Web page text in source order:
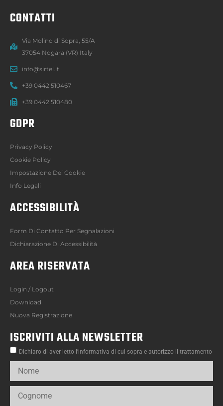
CONTATTI
Via Molino di Sopra, 55/A
37054 Nogara (VR) Italy
info@sirtel.it
+39 0442 510467
+39 0442 510480
GDPR
Privacy Policy
Cookie Policy
Impostazione Dei Cookie
Info Legali
ACCESSIBILITÀ
Form Di Contatto Per Segnalazioni
Dichiarazione Di Accessibilità
AREA RISERVATA
Login / Logout
Download
Nuova Registrazione
ISCRIVITI ALLA NEWSLETTER
Dichiaro di aver letto l’informativa di cui sopra e autorizzo il trattamento